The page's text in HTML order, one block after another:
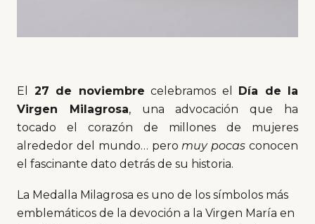
El 27 de noviembre celebramos el
Día de la
Virgen Milagrosa, una advocación que ha
tocado el corazón de millones de mujeres
alrededor del mundo… peromuy pocas conocen
el fascinante dato detrás de su historia.
La Medalla Milagrosa es uno de los símbolos más
emblemáticos de la devoción a la Virgen María en